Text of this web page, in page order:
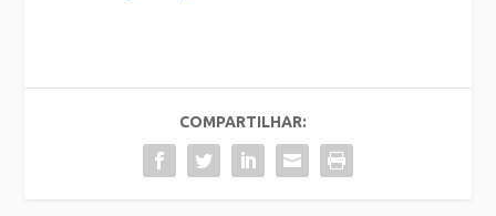
COMPARTILHAR: